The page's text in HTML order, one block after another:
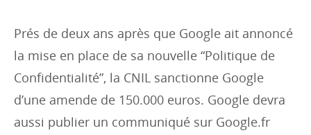
Prés de deux ans après que Google ait annoncé
la mise en place de sa nouvelle “Politique de
Confidentialité”, la CNIL sanctionne Google
d’une amende de 150.000 euros. Google devra
aussi publier un communiqué sur Google.fr